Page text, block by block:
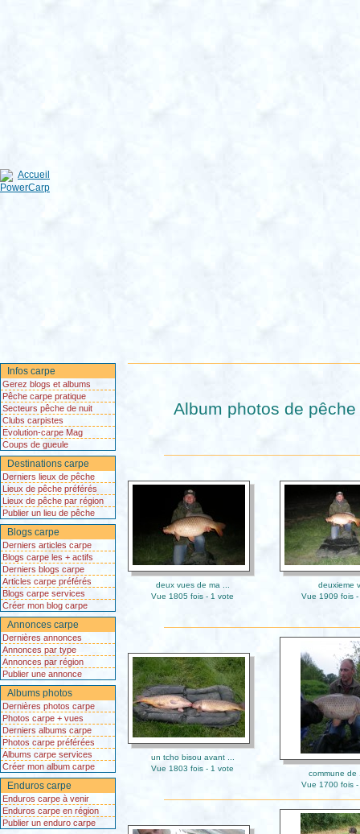
Infos carpe
Gerez blogs et albums
Pêche carpe pratique
Secteurs pêche de nuit
Clubs carpistes
Evolution-carpe Mag
Coups de gueule
Destinations carpe
Derniers lieux de pêche
Lieux de pêche préférés
Lieux de pêche par région
Publier un lieu de pêche
Blogs carpe
Derniers articles carpe
Blogs carpe les + actifs
Derniers blogs carpe
Articles carpe préférés
Blogs carpe services
Créer mon blog carpe
Annonces carpe
Dernières annonces
Annonces par type
Annonces par région
Publier une annonce
Albums photos
Dernières photos carpe
Photos carpe + vues
Derniers albums carpe
Photos carpe préférées
Albums carpe services
Créer mon album carpe
Enduros carpe
Enduros carpe à venir
Enduros carpe en région
Publier un enduro carpe
Album photos de
deux vues de ma ...
Vue 1805 fois - 1 vote
deuxieme
Vue 1909 fois -
un tcho bisou avant ...
Vue 1803 fois - 1 vote
commune de
Vue 1700 fois -